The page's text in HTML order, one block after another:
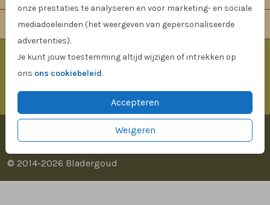
onze prestaties te analyseren en voor marketing- en sociale
mediadoeleinden (het weergeven van gepersonaliseerde
advertenties).
Je kunt jouw toestemming altijd wijzigen of intrekken op
ons ons cookiebeleid.
Accepteren
Weigeren
Klantenservice
Veiligwinkelen en betalen
© 2014-2026 Bladergoud